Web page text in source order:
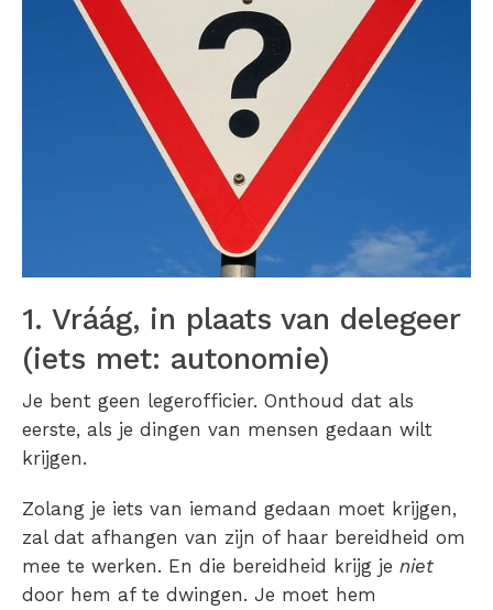
1. Vráág, in plaats van delegeer
(iets met: autonomie)
Je bent geen legerofficier. Onthoud dat als
eerste, als je dingen van mensen gedaan wilt
krijgen.
Zolang je iets van iemand gedaan moet krijgen,
zal dat afhangen van zijn of haar bereidheid om
mee te werken. En die bereidheid krijg je niet
door hem af te dwingen. Je moet hem